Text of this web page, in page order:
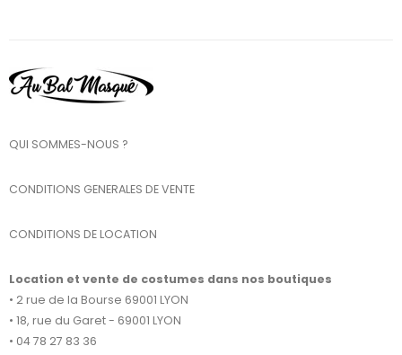
QUI SOMMES-NOUS ?
CONDITIONS GENERALES DE VENTE
CONDITIONS DE LOCATION
Location et vente de costumes dans nos boutiques
• 2 rue de la Bourse 69001 LYON
• 18, rue du Garet - 69001 LYON
• 04 78 27 83 36